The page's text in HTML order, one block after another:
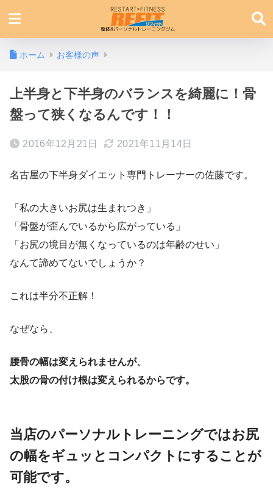
ホーム お客様の声
上半身と下半身のバランスを綺麗に！骨
盤って狭くなるんです！！
2016年12月21日 2021年11月14日
名古屋の下半身ダイエット専門トレーナーの佐藤です。
「私の大きいお尻は生まれつき」
「骨盤が歪んでいるから広がっている」
「お尻の境目が無くなっているのは年齢のせい」
なんて諦めてないでしょうか？
これは半分不正解！
なぜなら、
腰骨の幅は変えられませんが、
太股の骨の付け根は変えられるからです。
当店のパーソナルトレーニングではお尻
の幅をギュッとコンパクトにすることが
可能です。